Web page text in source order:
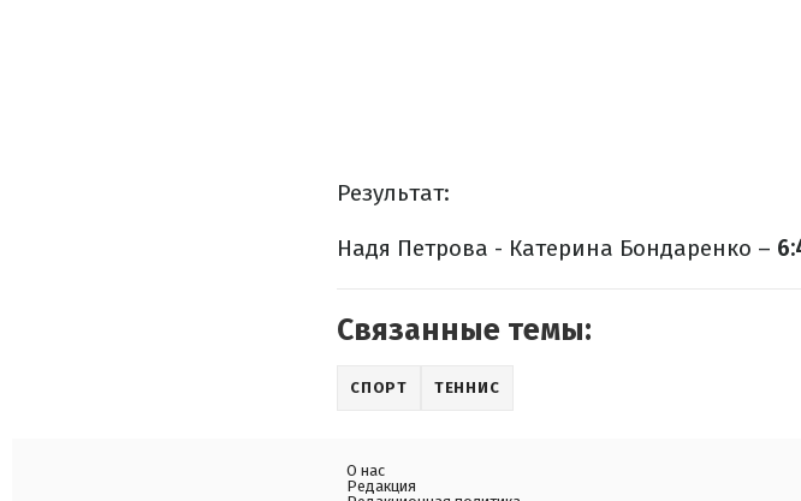
Результат:
Надя Петрова - Катерина Бондаренко –
Связанные темы:
СПОРТ ТЕННИС
О нас
Редакция